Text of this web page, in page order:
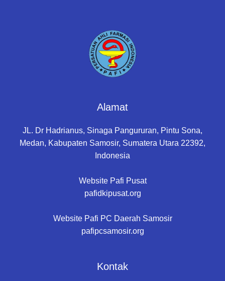
Alamat
JL. Dr Hadrianus, Sinaga Pangururan, Pintu Sona,
Medan, Kabupaten Samosir, Sumatera Utara 22392,
Indonesia
Website Pafi Pusat
pafidkipusat.org
Website Pafi PC Daerah Samosir
pafipcsamosir.org
Kontak